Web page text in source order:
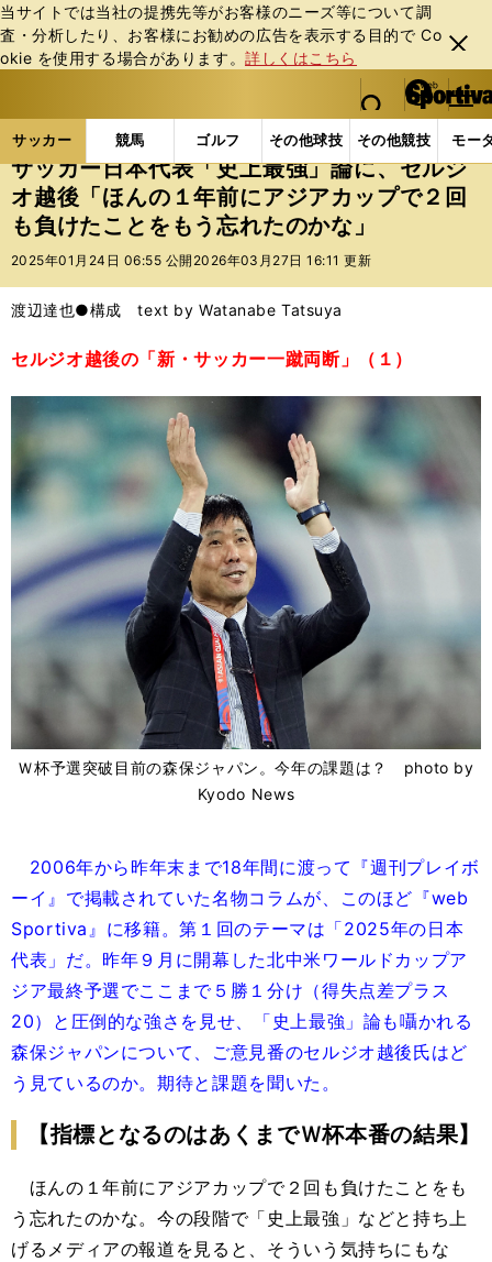
当サイトでは当社の提携先等がお客様のニーズ等について調
査・分析したり、お客様にお勧めの広告を表⽰する⽬的で Co
okie を使⽤する場合があります。詳しくはこちら
閉じ
る
web Sportiva (webスポルティーバ)
検索
マイペ
ー
ジ
メニュ
サッカー 競馬 ゴルフ その他球技 その他競技 モー
ス
ポ
ル
テ
ー
バ
サッカーの記事一覧 サッカー代表 日本代表 サ
サッカー日本代表「史上最強」論に、セルジ
オ越後「ほんの１年前にアジアカップで２回
も負けたことをもう忘れたのかな」
2025年01月24日 06:55 公開 2026年03月27日 16:11 更新
渡辺達也●構成 text by Watanabe Tatsuya
セルジオ越後の「新・サッカー一蹴両断」（１）
Ｗ杯予選突破目前の森保ジャパン。今年の課題は？ photo by
Kyodo News
2006年から昨年末まで18年間に渡って『週刊プレイボ
ーイ』で掲載されていた名物コラムが、このほど『web
Sportiva』に移籍。第１回のテーマは「2025年の日本
代表」だ。昨年９月に開幕した北中米ワールドカップア
ジア最終予選でここまで５勝１分け（得失点差プラス
20）と圧倒的な強さを見せ、「史上最強」論も囁かれる
森保ジャパンについて、ご意見番のセルジオ越後氏はど
う見ているのか。期待と課題を聞いた。
【指標となるのはあくまでＷ杯本番の結果】
ほんの１年前にアジアカップで２回も負けたことをも
う忘れたのかな。今の段階で「史上最強」などと持ち上
げるメディアの報道を見ると、そういう気持ちにもな